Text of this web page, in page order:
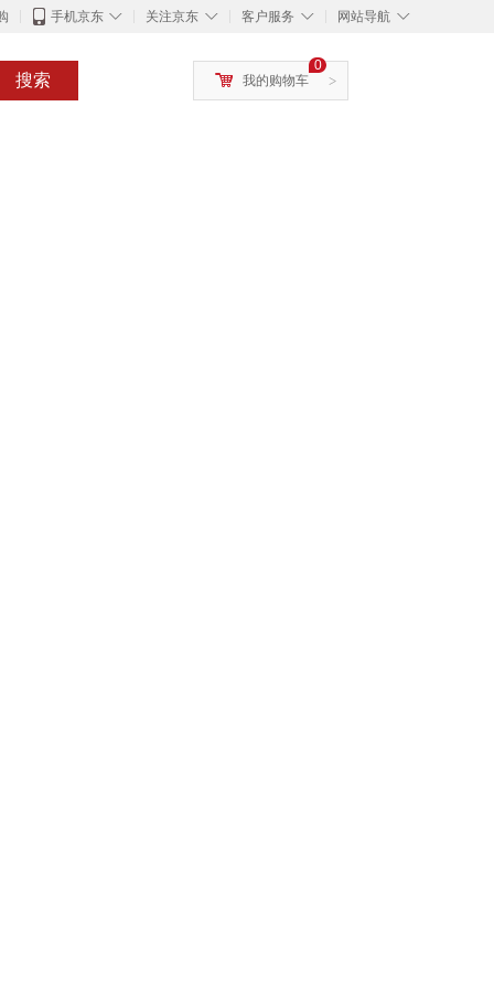
◇
手机京东 ◇
关注京东 ◇
客户服务 ◇
网站导航
搜索 >
0
我的购物车